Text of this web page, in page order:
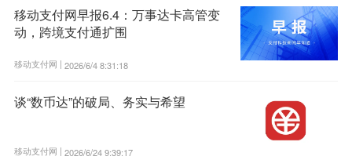
移动支付网早报6.4：万事达卡高管变
动，跨境支付通扩围
移动支付网 | 2026/6/4 8:31:18
谈“数币达”的破局、务实与希望
移动支付网 | 2026/6/24 9:39:17